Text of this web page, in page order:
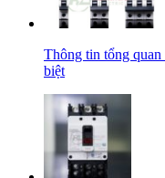
Thông tin tổng quan
biệt